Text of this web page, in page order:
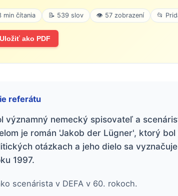
čítania 📝 539 slov 👁 57 zobrazení 📂
Uložiť ako PDF
referátu
významný nemecký spisovateľ a
je román 'Jakob der Lügner', ktorý
otázkach a jeho dielo sa
1997.
scenárista v DEFA v 60. rokoch.